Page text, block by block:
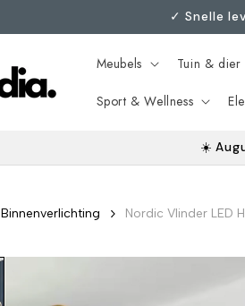
ㅤ✓ Snelle
Meubels Tuin & dier
Sport & Wellness
☀️
Binnenverlichting Nordic Vlinder LED